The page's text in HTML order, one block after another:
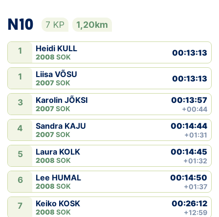
N10 7 KP 1,20km
1 Heidi KULL
2008 SOK 00:13:13
1 Liisa VÕSU
2007 SOK 00:13:13
3 Karolin JÕKSI
2007 SOK
00:13:57
+00:44
4 Sandra KAJU
2007 SOK
00:14:44
+01:31
5 Laura KOLK
2008 SOK
00:14:45
+01:32
6 Lee HUMAL
2008 SOK
00:14:50
+01:37
7 Keiko KOSK
2008 SOK
00:26:12
+12:59